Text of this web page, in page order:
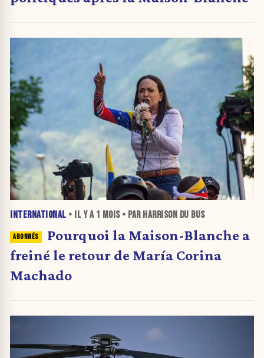
INTERNATIONAL • IL Y A 1 MOIS• PAR HARRISON DU BUS
Pourquoi la Maison-Blanche a
freiné le retour de María Corina
Machado